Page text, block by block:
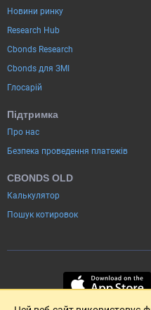
Новини ринку
Research Hub
Cbonds Research
Cbonds для ЗМІ
Глосарій
Підтримка
Про нас
Безпека проведення платежів
CBONDS OLD
Калькулятор
Пошук котировок